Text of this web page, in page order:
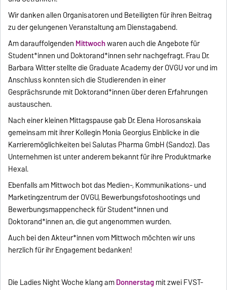
Wir danken allen Organisatoren und Beteiligten für ihren Beitrag
zu der gelungenen Veranstaltung am Dienstagabend.
Am darauffolgenden Mittwochwaren auch die Angebote für
Student*innen und Doktorand*innen sehr nachgefragt. Frau Dr.
Barbara Witter stellte die Graduate Academy der OVGU vor und im
Anschluss konnten sich die Studierenden in einer
Gesprächsrunde mit Doktorand*innen über deren Erfahrungen
austauschen.
Nach einer kleinen Mittagspause gab Dr. Elena Horosanskaia
gemeinsam mit ihrer Kollegin Monia Georgius Einblicke in die
Karrieremöglichkeiten bei Salutas Pharma GmbH (Sandoz). Das
Unternehmen ist unter anderem bekannt für ihre Produktmarke
Hexal.
Ebenfalls am Mittwoch bot das Medien-, Kommunikations- und
Marketingzentrum der OVGU, Bewerbungsfotoshootings und
Bewerbungsmappencheck für Student*innen und
Doktorand*innen an, die gut angenommen wurden.
Auch bei den Akteur*innen vom Mittwoch möchten wir uns
herzlich für ihr Engagement bedanken!
Die Ladies Night Woche klang amDonnerstagmit zwei FVST-